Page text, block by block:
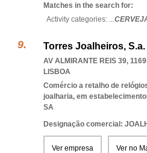
Matches in the search for:
Activity categories: ...
Torres Joalheiros, S.a.
AV ALMIRANTE REIS 39,
LISBOA
Comércio a retalho de
joalharia, em
SA
Designação comercial:
Ver empresa Ver no